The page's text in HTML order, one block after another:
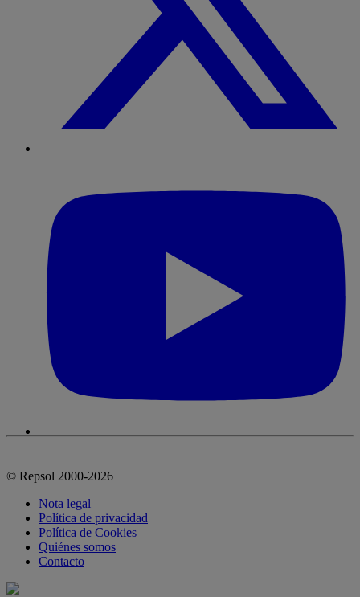
© Repsol 2000-2026
Nota legal
Política de privacidad
Política de Cookies
Quiénes somos
Contacto